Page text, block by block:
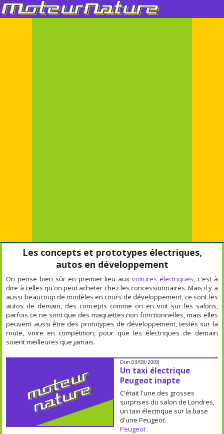
Les concepts et prototypes électriques,
autos en développement
On pense bien sûr en premier lieu auxvoitures électriques, c'est à
dire à celles qu'on peut acheter chez les concessionnaires. Mais il y a
aussi beaucoup de modèles en cours de développement, ce sont les
autos de demain, des concepts comme on en voit sur les salons,
parfois ce ne sont que des maquettes non fonctionnelles, mais elles
peuvent aussi être des prototypes de développement, testés sur la
route, voire en compétition, pour que les électriques de demain
soient meilleures que jamais.
Dim 03/08/2008
Un taxi électrique
Peugeot inapte
C'était l'une des grosses
surprises du salon de Londres,
un taxi électrique sur la base
d'une Peugeot.
Peugeot